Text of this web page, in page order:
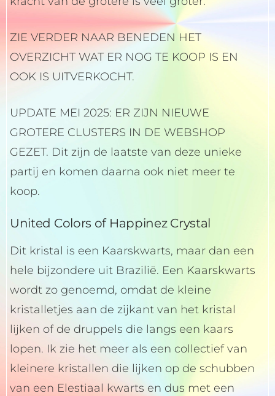
ZIE VERDER NAAR BENEDEN HET
OVERZICHT WAT ER NOG TE KOOP IS EN
OOK IS UITVERKOCHT.
UPDATE MEI 2025: ER ZIJN NIEUWE
GROTERE CLUSTERS IN DE WEBSHOP
GEZET. Dit zijn de laatste van deze unieke
partij en komen daarna ook niet meer te
koop.
United Colors of Happinez Crystal
Dit kristal is een Kaarskwarts, maar dan een
hele bijzondere uit Brazilië. Een Kaarskwarts
wordt zo genoemd, omdat de kleine
kristalletjes aan de zijkant van het kristal
lijken of de druppels die langs een kaars
lopen. Ik zie het meer als een collectief van
kleinere kristallen die lijken op de schubben
van een Elestiaal kwarts en dus met een